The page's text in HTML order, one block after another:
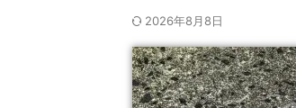
2026年8月8日